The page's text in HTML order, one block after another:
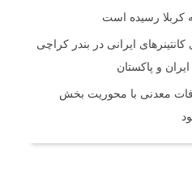
کربلا رسیده است
ایرانی در بندر کراچی
معدنی با محوریت بخش